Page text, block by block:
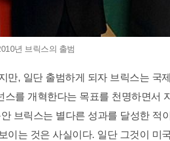
년 브릭스의 출범
만, 일단 출범하게 되자 브릭스는 국
를 개혁한다는 목표를 천명하면서
브릭스는 별다른 성과를 달성한 적
이는 것은 사실이다. 일단 그것이 미